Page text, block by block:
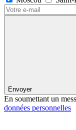
Envoyer
En soumettant un
données personnelles